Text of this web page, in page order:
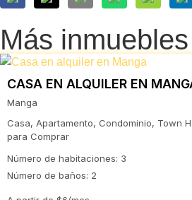
Más
CASA EN ALQUILER EN
Manga
Casa, Apartamento, Condominio, Town
para Comprar
Número de habitaciones: 3
Número de baños: 2